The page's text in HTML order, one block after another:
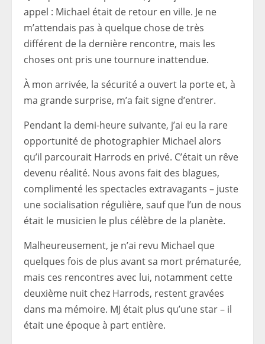
appel : Michael était de retour en ville. Je ne
m’attendais pas à quelque chose de très
différent de la dernière rencontre, mais les
choses ont pris une tournure inattendue.
À mon arrivée, la sécurité a ouvert la porte et, à
ma grande surprise, m’a fait signe d’entrer.
Pendant la demi-heure suivante, j’ai eu la rare
opportunité de photographier Michael alors
qu’il parcourait Harrods en privé. C’était un rêve
devenu réalité. Nous avons fait des blagues,
complimenté les spectacles extravagants – juste
une socialisation régulière, sauf que l’un de nous
était le musicien le plus célèbre de la planète.
Malheureusement, je n’ai revu Michael que
quelques fois de plus avant sa mort prématurée,
mais ces rencontres avec lui, notamment cette
deuxième nuit chez Harrods, restent gravées
dans ma mémoire. MJ était plus qu’une star – il
était une époque à part entière.